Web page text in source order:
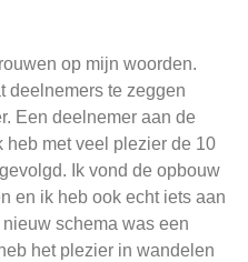
op mijn woorden.
deelnemers te zeggen
Een deelnemer aan de
met veel plezier de 10
Ik vond de opbouw
en ik heb ook echt iets aan
schema was een
het plezier in wandelen